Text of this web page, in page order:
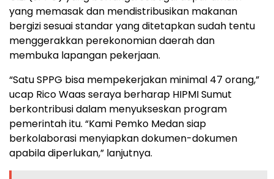
yang memasak dan mendistribusikan makanan
bergizi sesuai standar yang ditetapkan sudah tentu
menggerakkan perekonomian daerah dan
membuka lapangan pekerjaan.
“Satu SPPG bisa mempekerjakan minimal 47 orang,”
ucap Rico Waas seraya berharap HIPMI Sumut
berkontribusi dalam menyukseskan program
pemerintah itu. “Kami Pemko Medan siap
berkolaborasi menyiapkan dokumen-dokumen
apabila diperlukan,” lanjutnya.